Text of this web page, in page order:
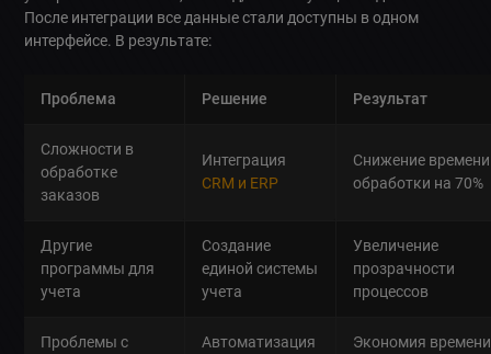
После интеграции все данные стали доступны в одном
интерфейсе. В результате:
Проблема Решение Результат
Сложности в
обработке
заказов
Интеграция
CRM и ERP
Снижение времени
обработки на 70%
Другие
программы для
учета
Создание
единой системы
учета
Увеличение
прозрачности
процессов
Проблемы с
Автоматизация
Экономия времени